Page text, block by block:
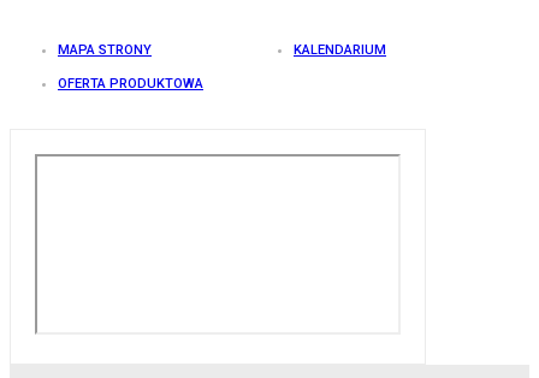
MAPA STRONY KALENDARIUM
OFERTA PRODUKTOWA